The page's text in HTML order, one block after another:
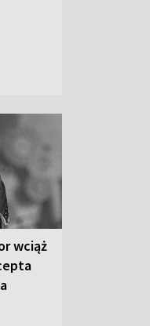
wciąż